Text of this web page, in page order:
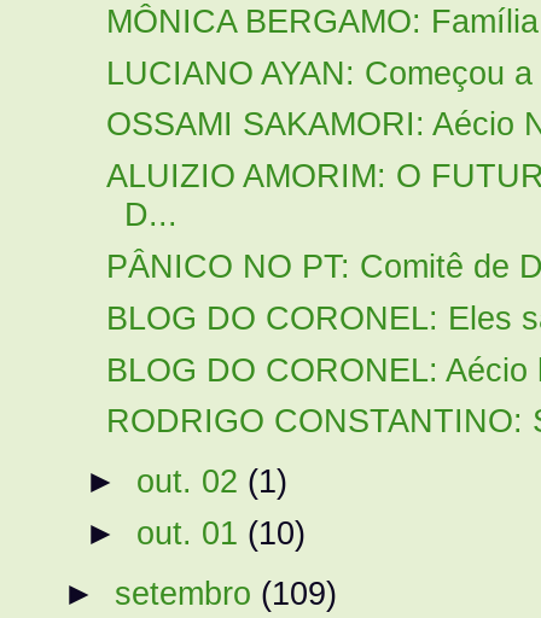
MÔNICA BERGAMO:
LUCIANO AYAN: Começou
OSSAMI SAKAMORI: Aécio
ALUIZIO AMORIM: O
D...
PÂNICO NO PT: Comitê de
BLOG DO CORONEL: Eles
BLOG DO CORONEL:
RODRIGO CONSTANTINO:
► out. 02 (1)
► out. 01 (10)
► setembro (109)